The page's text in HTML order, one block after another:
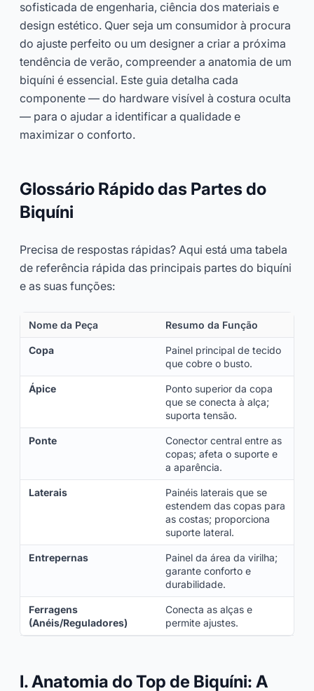
Consulte Agora
sofisticada de engenharia, ciência dos materiais e
design estético. Quer seja um consumidor à procura
do ajuste perfeito ou um designer a criar a próxima
tendência de verão, compreender a anatomia de um
biquíni é essencial. Este guia detalha cada
componente — do hardware visível à costura oculta
— para o ajudar a identificar a qualidade e
maximizar o conforto.
Glossário Rápido das Partes do
Biquíni
Precisa de respostas rápidas? Aqui está uma tabela
de referência rápida das principais partes do biquíni
e as suas funções:
Nome da Peça Resumo da Função
Copa
Painel principal de tecido
que cobre o busto.
Ápice
Ponto superior da copa
que se conecta à alça;
suporta tensão.
Ponte
Conector central entre as
copas; afeta o suporte e
a aparência.
Laterais
Painéis laterais que se
estendem das copas para
as costas; proporciona
suporte lateral.
Entrepernas
Painel da área da virilha;
garante conforto e
durabilidade.
Ferragens
(Anéis/Reguladores)
Conecta as alças e
permite ajustes.
I. Anatomia do Top de Biquíni: A